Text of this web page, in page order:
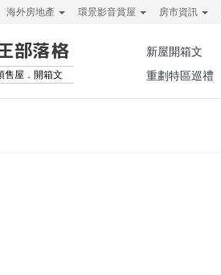
海外房地產 環景影音賞屋 房市資訊
部落格
售屋．開箱文
新屋開箱文
重劃特區巡禮